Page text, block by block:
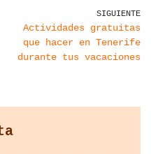
SIGUIENTE
Actividades gratuitas
que hacer en Tenerife
durante tus vacaciones